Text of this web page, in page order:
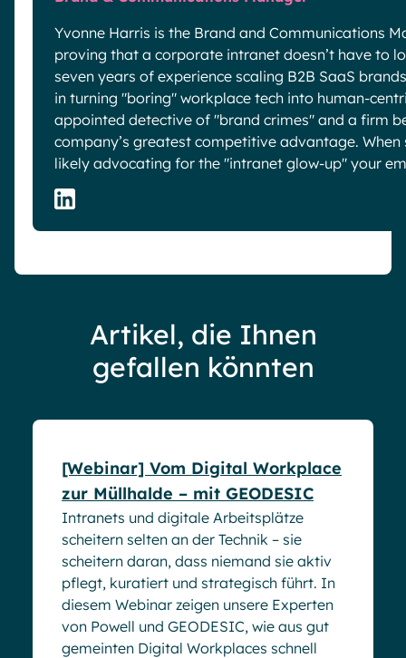
Yvonne Harris is the Brand and Communications
proving that a corporate intranet doesn’t have to
seven years of experience scaling B2B SaaS
in turning "boring" workplace tech into human-
appointed detective of "brand crimes" and a firm
company’s greatest competitive advantage. When
likely advocating for the "intranet glow-up" your
Artikel, die Ihnen
gefallen könnten
Webinare
[Webinar] Vom Digital Workplace
zur Müllhalde – mit GEODESIC
Intranets und digitale Arbeitsplätze
scheitern selten an der Technik – sie
scheitern daran, dass niemand sie aktiv
pflegt, kuratiert und strategisch führt. In
diesem Webinar zeigen unsere Experten
von Powell und GEODESIC, wie aus gut
gemeinten Digital Workplaces schnell